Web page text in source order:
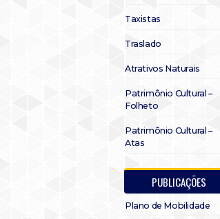
Taxistas
Traslado
Atrativos Naturais
Patrimônio Cultural –
Folheto
Patrimônio Cultural –
Atas
PUBLICAÇÕES
Plano de Mobilidade